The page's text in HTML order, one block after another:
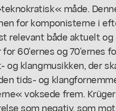
måde.
for komponisterne i
relevant både aktuelt
60'ernes og 70'ernes
og klangmusikken, der
tids- og
voksede frem.
som negativ, som